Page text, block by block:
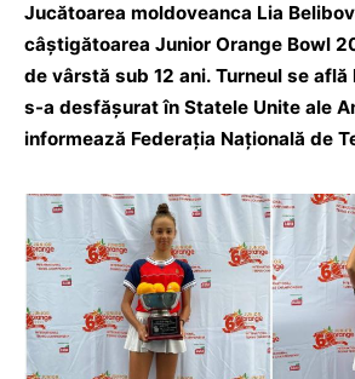
Jucătoarea moldoveanca Lia
câștigătoarea Junior Orange Bowl
de vârstă sub 12 ani. Turneul se
s-a desfășurat în Statele Unite ale
informează Federația Națională de